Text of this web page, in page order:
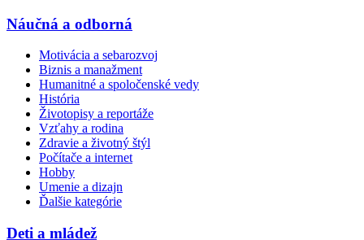
Náučná a odborná
Motivácia a sebarozvoj
Biznis a manažment
Humanitné a spoločenské vedy
História
Životopisy a reportáže
Vzťahy a rodina
Zdravie a životný štýl
Počítače a internet
Hobby
Umenie a dizajn
Ďalšie kategórie
Deti a mládež